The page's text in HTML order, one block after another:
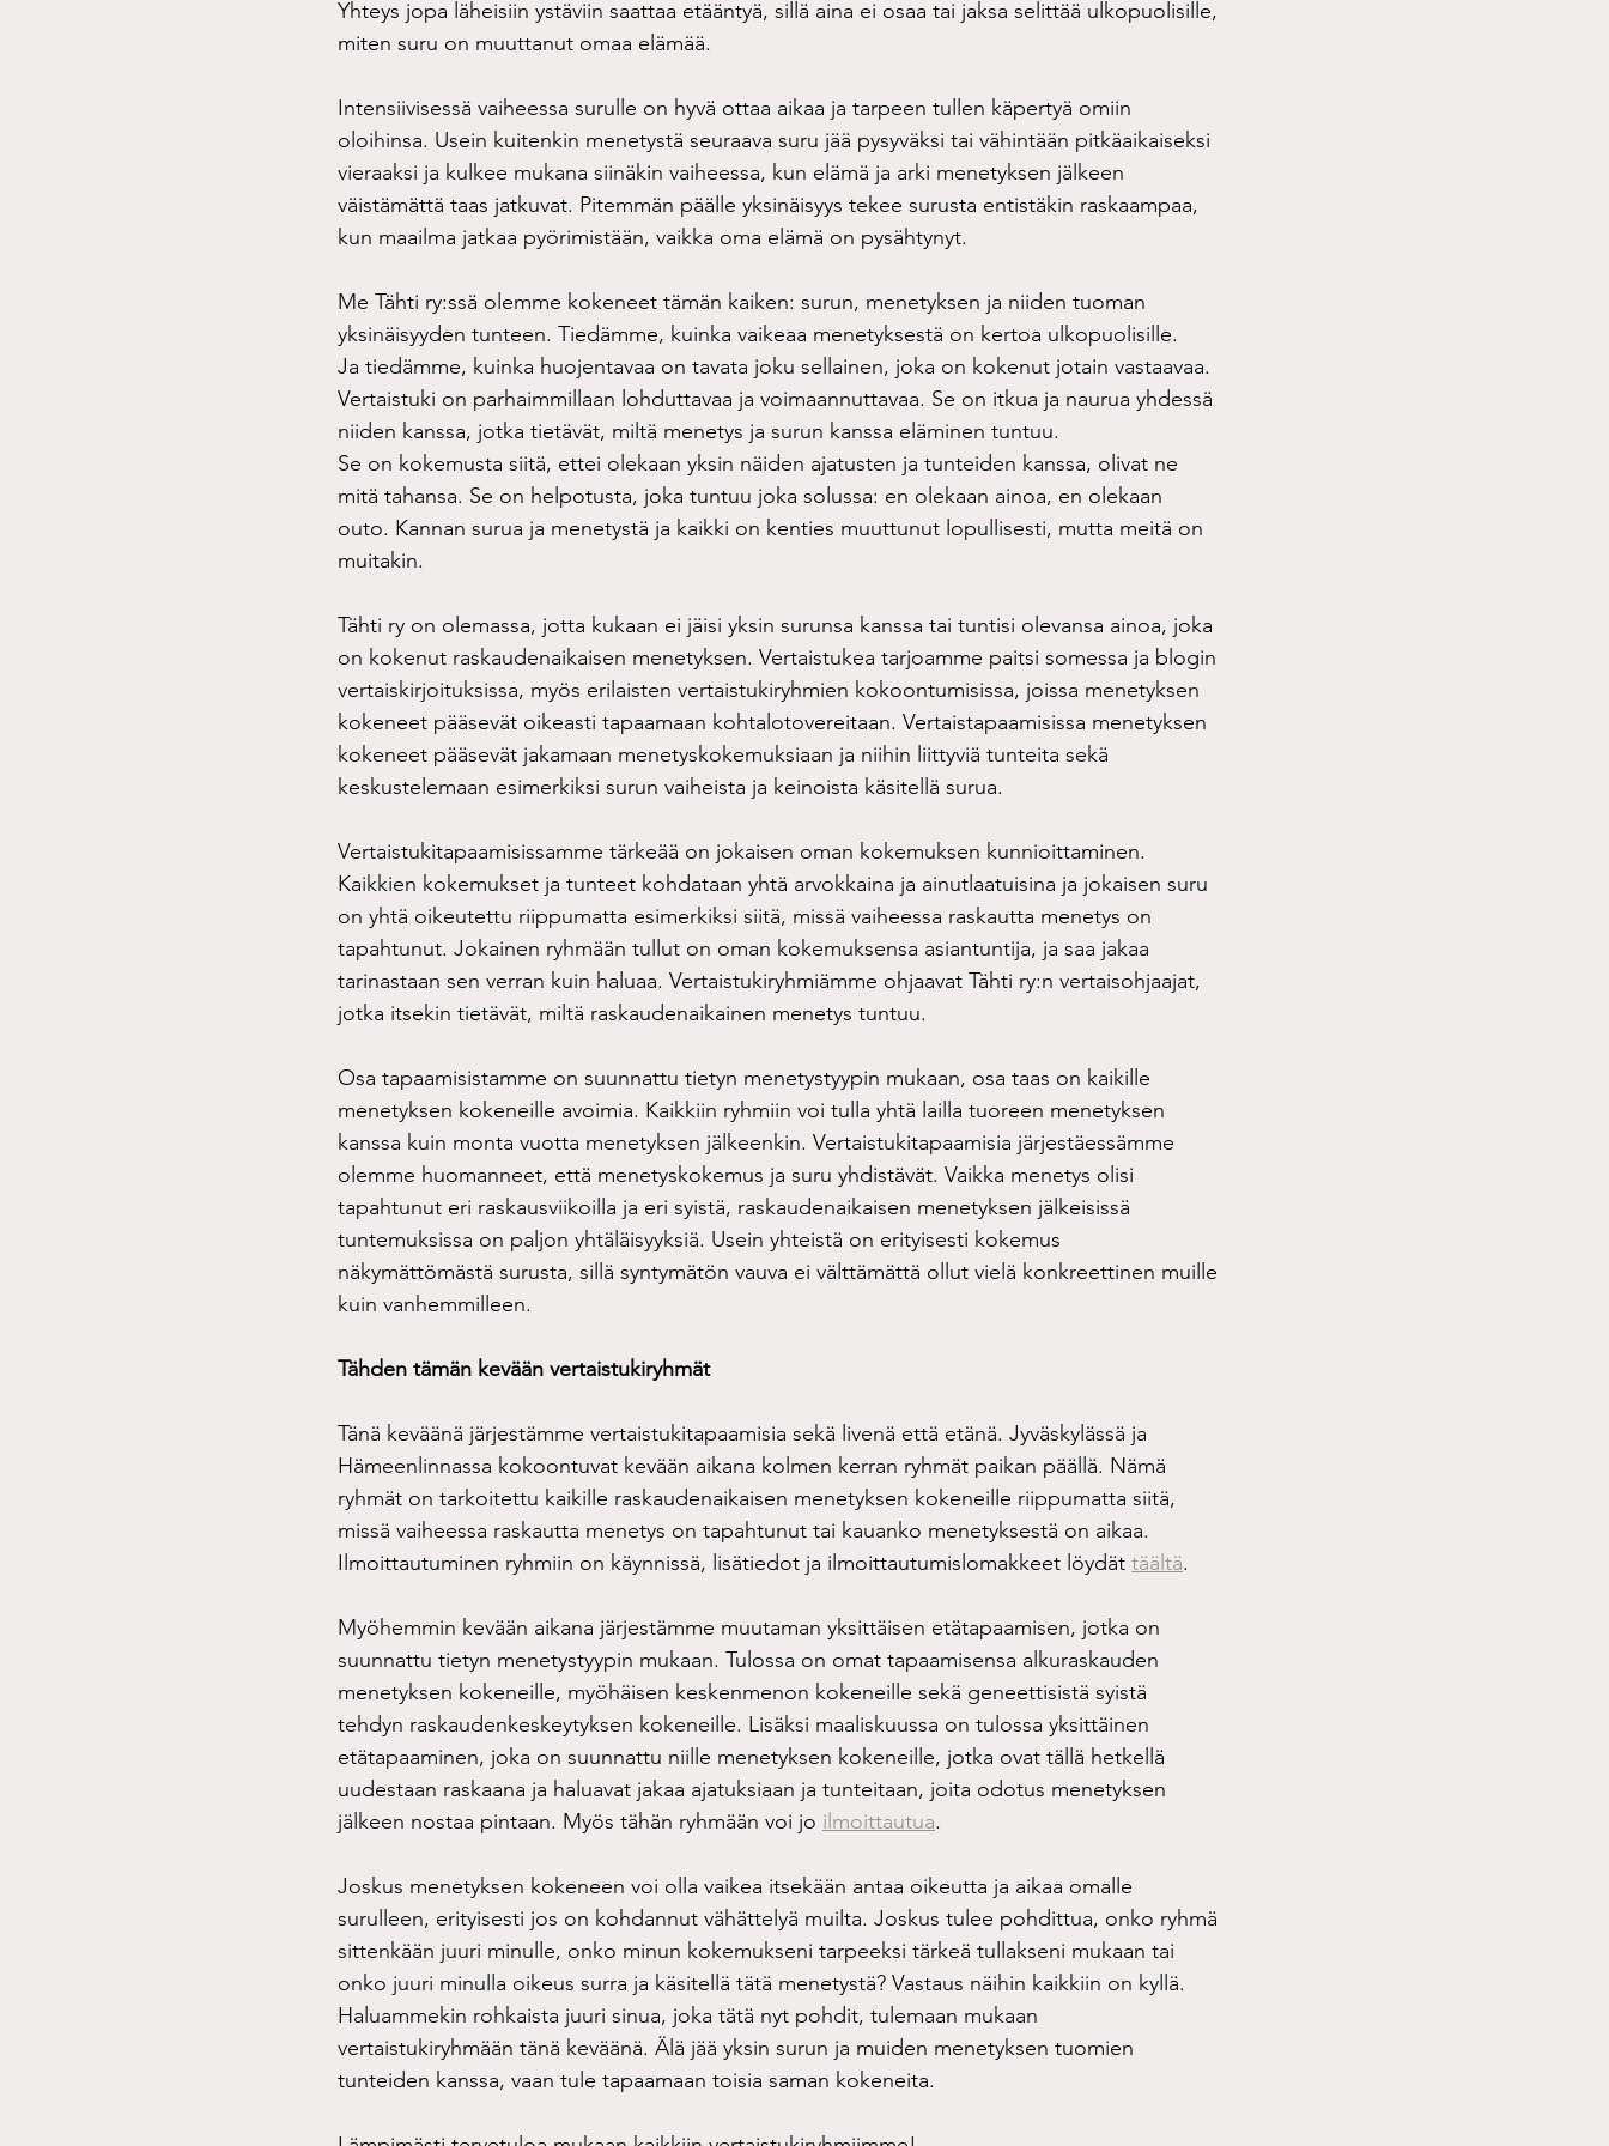
teemapäivät
Yhteys jopa läheisiin ystäviin saattaa etääntyä, sillä aina ei osaa tai jaksa selittää ulkopuolisille,
miten suru on muuttanut omaa elämää.
Intensiivisessä vaiheessa surulle on hyvä ottaa aikaa ja tarpeen tullen käpertyä omiin
oloihinsa. Usein kuitenkin menetystä seuraava suru jää pysyväksi tai vähintään pitkäaikaiseksi
vieraaksi ja kulkee mukana siinäkin vaiheessa, kun elämä ja arki menetyksen jälkeen
väistämättä taas jatkuvat. Pitemmän päälle yksinäisyys tekee surusta entistäkin raskaampaa,
kun maailma jatkaa pyörimistään, vaikka oma elämä on pysähtynyt.
Me Tähti ry:ssä olemme kokeneet tämän kaiken: surun, menetyksen ja niiden tuoman
yksinäisyyden tunteen. Tiedämme, kuinka vaikeaa menetyksestä on kertoa ulkopuolisille.
Ja tiedämme, kuinka huojentavaa on tavata joku sellainen, joka on kokenut jotain vastaavaa.
Vertaistuki on parhaimmillaan lohduttavaa ja voimaannuttavaa. Se on itkua ja naurua yhdessä
niiden kanssa, jotka tietävät, miltä menetys ja surun kanssa eläminen tuntuu.
Se on kokemusta siitä, ettei olekaan yksin näiden ajatusten ja tunteiden kanssa, olivat ne
mitä tahansa. Se on helpotusta, joka tuntuu joka solussa: en olekaan ainoa, en olekaan
outo. Kannan surua ja menetystä ja kaikki on kenties muuttunut lopullisesti, mutta meitä on
muitakin.
Tähti ry on olemassa, jotta kukaan ei jäisi yksin surunsa kanssa tai tuntisi olevansa ainoa, joka
on kokenut raskaudenaikaisen menetyksen. Vertaistukea tarjoamme paitsi somessa ja blogin
vertaiskirjoituksissa, myös erilaisten vertaistukiryhmien kokoontumisissa, joissa menetyksen
kokeneet pääsevät oikeasti tapaamaan kohtalotovereitaan. Vertaistapaamisissa menetyksen
kokeneet pääsevät jakamaan menetyskokemuksiaan ja niihin liittyviä tunteita sekä
keskustelemaan esimerkiksi surun vaiheista ja keinoista käsitellä surua.
Vertaistukitapaamisissamme tärkeää on jokaisen oman kokemuksen kunnioittaminen.
Kaikkien kokemukset ja tunteet kohdataan yhtä arvokkaina ja ainutlaatuisina ja jokaisen suru
on yhtä oikeutettu riippumatta esimerkiksi siitä, missä vaiheessa raskautta menetys on
tapahtunut. Jokainen ryhmään tullut on oman kokemuksensa asiantuntija, ja saa jakaa
tarinastaan sen verran kuin haluaa. Vertaistukiryhmiämme ohjaavat Tähti ry:n vertaisohjaajat,
jotka itsekin tietävät, miltä raskaudenaikainen menetys tuntuu.
Osa tapaamisistamme on suunnattu tietyn menetystyypin mukaan, osa taas on kaikille
menetyksen kokeneille avoimia. Kaikkiin ryhmiin voi tulla yhtä lailla tuoreen menetyksen
kanssa kuin monta vuotta menetyksen jälkeenkin. Vertaistukitapaamisia järjestäessämme
olemme huomanneet, että menetyskokemus ja suru yhdistävät. Vaikka menetys olisi
tapahtunut eri raskausviikoilla ja eri syistä, raskaudenaikaisen menetyksen jälkeisissä
tuntemuksissa on paljon yhtäläisyyksiä. Usein yhteistä on erityisesti kokemus
näkymättömästä surusta, sillä syntymätön vauva ei välttämättä ollut vielä konkreettinen muille
kuin vanhemmilleen.
Tähden tämän kevään vertaistukiryhmät
Tänä keväänä järjestämme vertaistukitapaamisia sekä livenä että etänä. Jyväskylässä ja
Hämeenlinnassa kokoontuvat kevään aikana kolmen kerran ryhmät paikan päällä. Nämä
ryhmät on tarkoitettu kaikille raskaudenaikaisen menetyksen kokeneille riippumatta siitä,
missä vaiheessa raskautta menetys on tapahtunut tai kauanko menetyksestä on aikaa.
Ilmoittautuminen ryhmiin on käynnissä, lisätiedot ja ilmoittautumislomakkeet löydät täältä.
Myöhemmin kevään aikana järjestämme muutaman yksittäisen etätapaamisen, jotka on
suunnattu tietyn menetystyypin mukaan. Tulossa on omat tapaamisensa alkuraskauden
menetyksen kokeneille, myöhäisen keskenmenon kokeneille sekä geneettisistä syistä
tehdyn raskaudenkeskeytyksen kokeneille. Lisäksi maaliskuussa on tulossa yksittäinen
etätapaaminen, joka on suunnattu niille menetyksen kokeneille, jotka ovat tällä hetkellä
uudestaan raskaana ja haluavat jakaa ajatuksiaan ja tunteitaan, joita odotus menetyksen
jälkeen nostaa pintaan. Myös tähän ryhmään voi jo ilmoittautua.
Joskus menetyksen kokeneen voi olla vaikea itsekään antaa oikeutta ja aikaa omalle
surulleen, erityisesti jos on kohdannut vähättelyä muilta. Joskus tulee pohdittua, onko ryhmä
sittenkään juuri minulle, onko minun kokemukseni tarpeeksi tärkeä tullakseni mukaan tai
onko juuri minulla oikeus surra ja käsitellä tätä menetystä? Vastaus näihin kaikkiin on kyllä.
Haluammekin rohkaista juuri sinua, joka tätä nyt pohdit, tulemaan mukaan
vertaistukiryhmään tänä keväänä. Älä jää yksin surun ja muiden menetyksen tuomien
tunteiden kanssa, vaan tule tapaamaan toisia saman kokeneita.